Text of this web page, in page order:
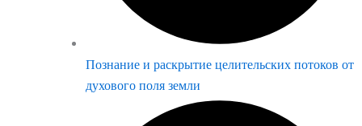
Познание и раскрытие целительских потоков от
духового поля земли